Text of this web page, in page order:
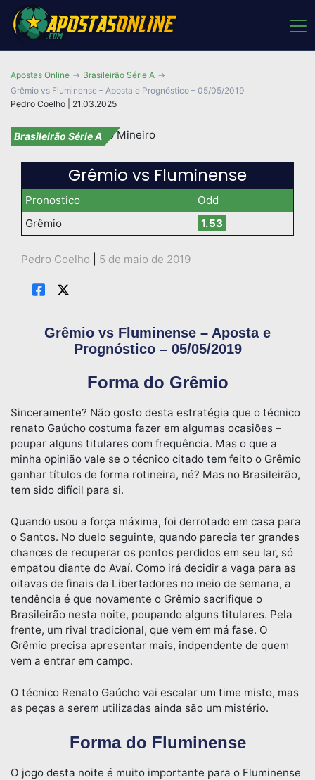
Pedro Coelho | 21.03.2025
Apostas Online
Brasileirão Série A
Grêmio vs Fluminense – Aposta e Prognóstico – 05/05/2019
Brasileirão Série A
Grêmio vs Fluminense
Pronostico
Odd
Grêmio
1.53
Pedro Coelho 5 de maio de 2019
Grêmio vs Fluminense – Aposta e
Prognóstico – 05/05/2019
Forma do Grêmio
Sinceramente? Não gosto desta estratégia que o técnico
renato Gaúcho costuma fazer em algumas ocasiões –
poupar alguns titulares com frequência. Mas o que a
minha opinião vale se o técnico citado tem feito o Grêmio
ganhar títulos de forma rotineira, né? Mas no Brasileirão,
tem sido difícil para si.
Quando usou a força máxima, foi derrotado em casa para
o Santos. No duelo seguinte, quando parecia ter grandes
chances de recuperar os pontos perdidos em seu lar, só
empatou diante do Avaí. Como irá decidir a vaga para as
oitavas de finais da Libertadores no meio de semana, a
tendência é que novamente o Grêmio sacrifique o
Brasileirão nesta noite, poupando alguns titulares. Pela
frente, um rival tradicional, que vem em má fase. O
Grêmio precisa apresentar mais, indpendente de quem
vem a entrar em campo.
O técnico Renato Gaúcho vai escalar um time misto, mas
as peças a serem utilizadas ainda são um mistério.
Forma do Fluminense
O jogo desta noite é muito importante para o Fluminense